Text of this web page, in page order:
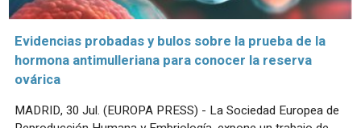
Evidencias probadas y bulos sobre la prueba de la
hormona antimulleriana para conocer la reserva
ovárica
MADRID, 30 Jul. (EUROPA PRESS) - La Sociedad Europea de